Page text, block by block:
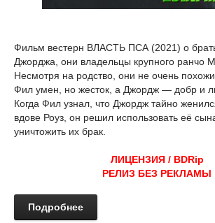
Фильм вестерн ВЛАСТЬ ПСА (2021) о
Джорджа, они владельцы крупного ранчо
Несмотря на родство, они не очень похожи
Фил умен, но жесток, а Джордж — добр и
Когда Фил узнал, что Джордж тайно
вдове Роуз, он решил использовать её
уничтожить их брак.
ЛИЦЕНЗИЯ / BDRip
РЕЛИЗ БЕЗ РЕКЛАМЫ
Подробнее